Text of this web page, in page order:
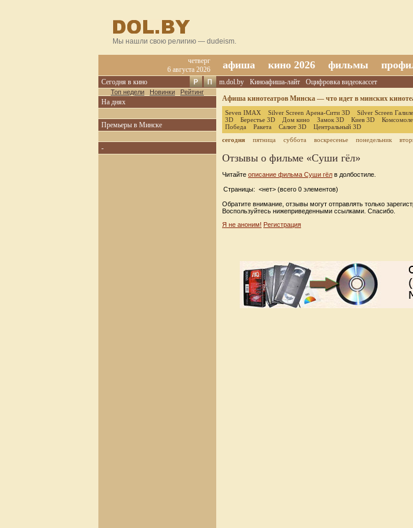
Мы нашли свою религию — dudeism.
четверг
6 августа 2026
афиша кино 2026 фильмы
Сегодня в кино
Топ недели Новинки Рейтинг
На днях
Премьеры в Минске
-
m.dol.by Киноафиша-лайт
Оцифровка видеокассет
Афиша кинотеатров Минска — что идет в минских
Seven IMAX Silver Screen Арена-Сити 3D Silver Screen
3D
Берестье 3D Дом кино Замок 3D Киев 3D
Победа
Ракета Салют 3D
Центральный 3D
сегодня
пятница суббота воскресенье понедельник
Отзывы о фильме «Суши гёл»
Читайте описание фильма Суши гёл в долбостиле.
Страницы: <нет> (всего 0 элементов)
Обратите внимание, отзывы могут отправлять только
Воспользуйтесь нижеприведенными ссылками. Спасибо.
Я не аноним! Регистрация